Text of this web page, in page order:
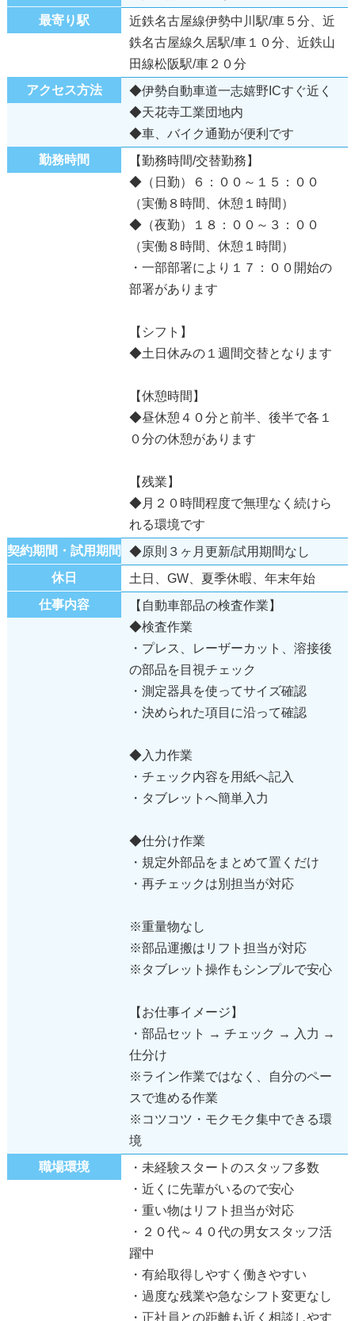
最寄り駅
近鉄名古屋線伊勢中川駅/車５分、近
鉄名古屋線久居駅/車１０分、近鉄山
田線松阪駅/車２０分
アクセス方法
◆伊勢自動車道一志嬉野ICすぐ近く
◆天花寺工業団地内
◆車、バイク通勤が便利です
勤務時間
【勤務時間/交替勤務】
◆（日勤）６：００～１５：００
（実働８時間、休憩１時間）
◆（夜勤）１８：００～３：００
（実働８時間、休憩１時間）
・一部部署により１７：００開始の
部署があります
【シフト】
◆土日休みの１週間交替となります
【休憩時間】
◆昼休憩４０分と前半、後半で各１
０分の休憩があります
【残業】
◆月２０時間程度で無理なく続けら
れる環境です
契約期間・試用期間
◆原則３ヶ月更新/試用期間なし
休日
土日、GW、夏季休暇、年末年始
仕事内容
【自動車部品の検査作業】
◆検査作業
・プレス、レーザーカット、溶接後
の部品を目視チェック
・測定器具を使ってサイズ確認
・決められた項目に沿って確認
◆入力作業
・チェック内容を用紙へ記入
・タブレットへ簡単入力
◆仕分け作業
・規定外部品をまとめて置くだけ
・再チェックは別担当が対応
※重量物なし
※部品運搬はリフト担当が対応
※タブレット操作もシンプルで安心
【お仕事イメージ】
・部品セット → チェック → 入力 →
仕分け
※ライン作業ではなく、自分のペー
スで進める作業
※コツコツ・モクモク集中できる環
境
職場環境
・未経験スタートのスタッフ多数
・近くに先輩がいるので安心
・重い物はリフト担当が対応
・２０代～４０代の男女スタッフ活
躍中
・有給取得しやすく働きやすい
・過度な残業や急なシフト変更なし
・正社員との距離も近く相談しやす